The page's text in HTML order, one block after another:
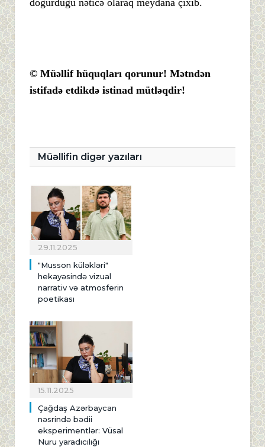
doğurduğu nəticə olaraq meydana çıxıb.
© Müəllif hüquqları qorunur! Mətndən
istifadə etdikdə istinad mütləqdir!
Müəllifin digər yazıları
29.11.2025
"Musson küləkləri"
hekayəsində vizual
narrativ və atmosferin
poetikası
15.11.2025
Çağdaş Azərbaycan
nəsrində bədii
eksperimentlər: Vüsal
Nuru yaradıcılığı